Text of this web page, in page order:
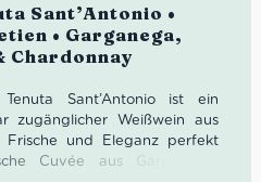
Sant’Antonio •
• Garganega,
Chardonnay
Sant’Antonio ist ein
zugänglicher Weißwein aus
Frische und Eleganz perfekt
Cuvée aus Garganega,